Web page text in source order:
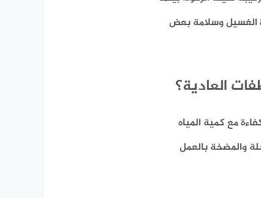
الغسيل وسلامة بعض
العادية؟
مع كمية المياه
والمضخة بالعمل